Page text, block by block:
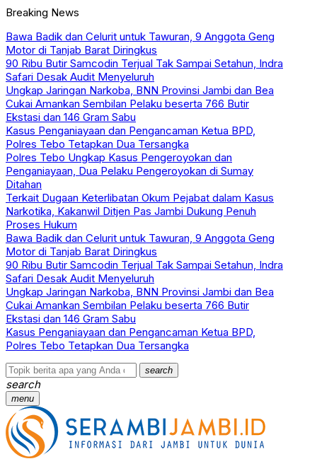
Breaking News
Bawa Badik dan Celurit untuk Tawuran, 9 Anggota Geng
Motor di Tanjab Barat Diringkus
90 Ribu Butir Samcodin Terjual Tak Sampai Setahun, Indra
Safari Desak Audit Menyeluruh
Ungkap Jaringan Narkoba, BNN Provinsi Jambi dan Bea
Cukai Amankan Sembilan Pelaku beserta 766 Butir
Ekstasi dan 146 Gram Sabu
Kasus Penganiayaan dan Pengancaman Ketua BPD,
Polres Tebo Tetapkan Dua Tersangka
Polres Tebo Ungkap Kasus Pengeroyokan dan
Penganiayaan, Dua Pelaku Pengeroyokan di Sumay
Ditahan
Terkait Dugaan Keterlibatan Okum Pejabat dalam Kasus
Narkotika, Kakanwil Ditjen Pas Jambi Dukung Penuh
Proses Hukum
Bawa Badik dan Celurit untuk Tawuran, 9 Anggota Geng
Motor di Tanjab Barat Diringkus
90 Ribu Butir Samcodin Terjual Tak Sampai Setahun, Indra
Safari Desak Audit Menyeluruh
Ungkap Jaringan Narkoba, BNN Provinsi Jambi dan Bea
Cukai Amankan Sembilan Pelaku beserta 766 Butir
Ekstasi dan 146 Gram Sabu
Kasus Penganiayaan dan Pengancaman Ketua BPD,
Polres Tebo Tetapkan Dua Tersangka
search
search
menu